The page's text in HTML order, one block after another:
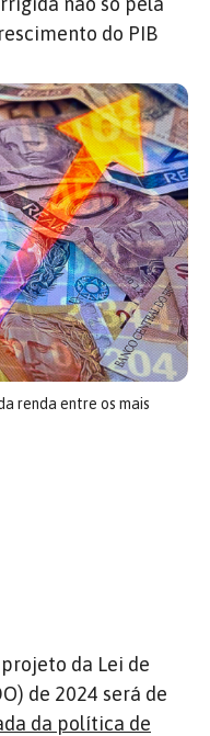
do PIB
renda entre os mais
da Lei de
de 2024 será de
da política de